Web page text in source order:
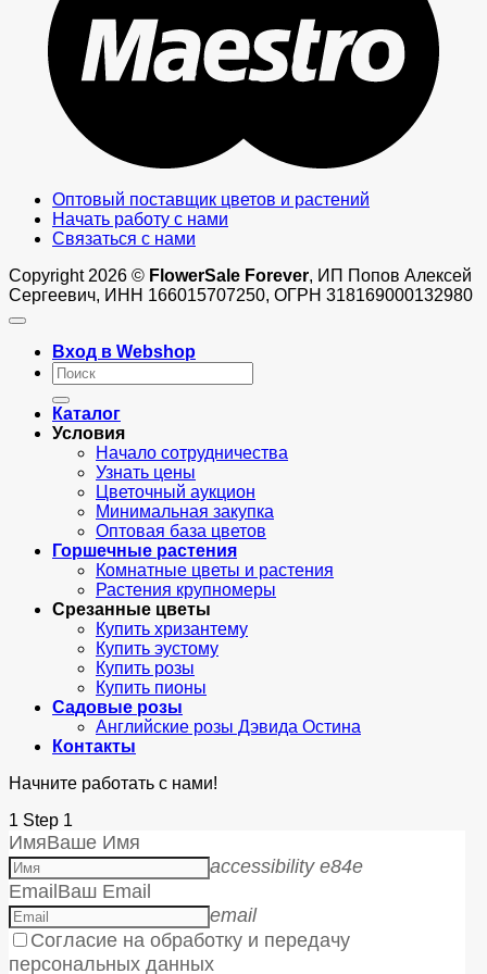
Оптовый поставщик цветов и растений
Начать работу с нами
Связаться с нами
Copyright 2026 © FlowerSale Forever, ИП Попов Алексей
Сергеевич, ИНН 166015707250, ОГРН 318169000132980
Вход в Webshop
Искать:
Каталог
Условия
Начало сотрудничества
Узнать цены
Цветочный аукцион
Минимальная закупка
Оптовая база цветов
Горшечные растения
Комнатные цветы и растения
Растения крупномеры
Срезанные цветы
Купить хризантему
Купить эустому
Купить розы
Купить пионы
Садовые розы
Английские розы Дэвида Остина
Контакты
Начните работать с нами!
1 Step 1
ИмяВаше Имя
accessibility e84e
EmailВаш Email
email
Согласие на обработку и передачу
персональных данных